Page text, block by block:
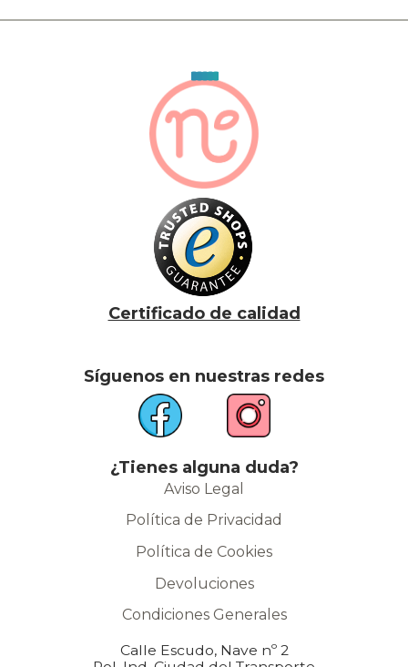
Certificado de calidad
Síguenos en nuestras redes
¿Tienes alguna duda?
Aviso Legal
Política de Privacidad
Política de Cookies
Devoluciones
Condiciones Generales
Calle Escudo, Nave nº 2